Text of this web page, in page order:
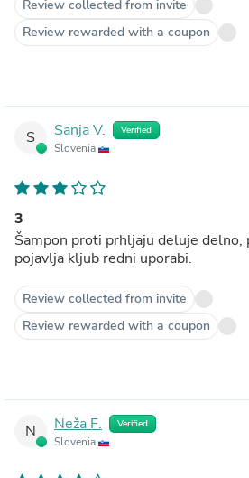
Review collected from invite
Review rewarded with a coupon
S Sanja V. Verified
Slovenia
3
Šampon proti prhljaju deluje delno,
pojavlja kljub redni uporabi.
Review collected from invite
Review rewarded with a coupon
N Neža F. Verified
Slovenia